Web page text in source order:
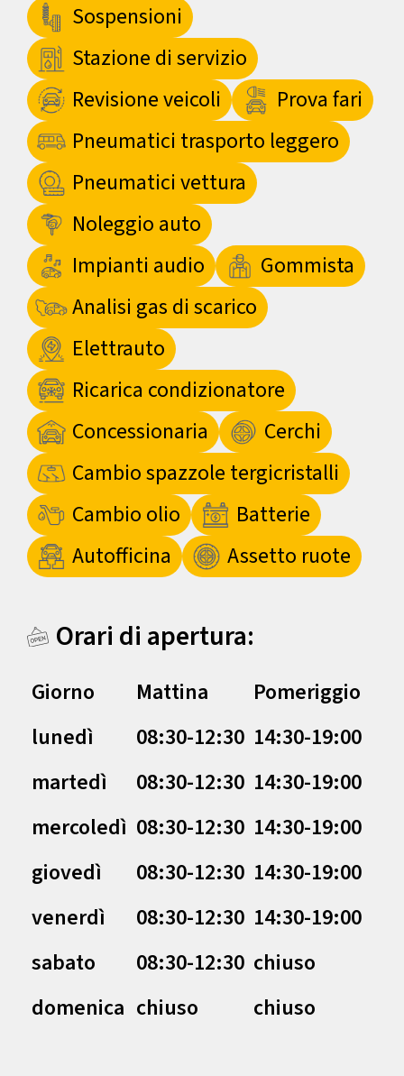
Sospensioni
Stazione di servizio
Revisione veicoli
Prova fari
Pneumatici trasporto leggero
Pneumatici vettura
Noleggio auto
Impianti audio
Gommista
Analisi gas di scarico
Elettrauto
Ricarica condizionatore
Concessionaria
Cerchi
Cambio spazzole tergicristalli
Cambio olio
Batterie
Autofficina
Assetto ruote
Orari di apertura:
Giorno Mattina
Pomeriggio
lunedì
08:30-12:30 14:30-19:00
martedì
08:30-12:30 14:30-19:00
mercoledì 08:30-12:30 14:30-19:00
giovedì
08:30-12:30 14:30-19:00
venerdì
08:30-12:30 14:30-19:00
sabato
08:30-12:30 chiuso
domenica chiuso chiuso